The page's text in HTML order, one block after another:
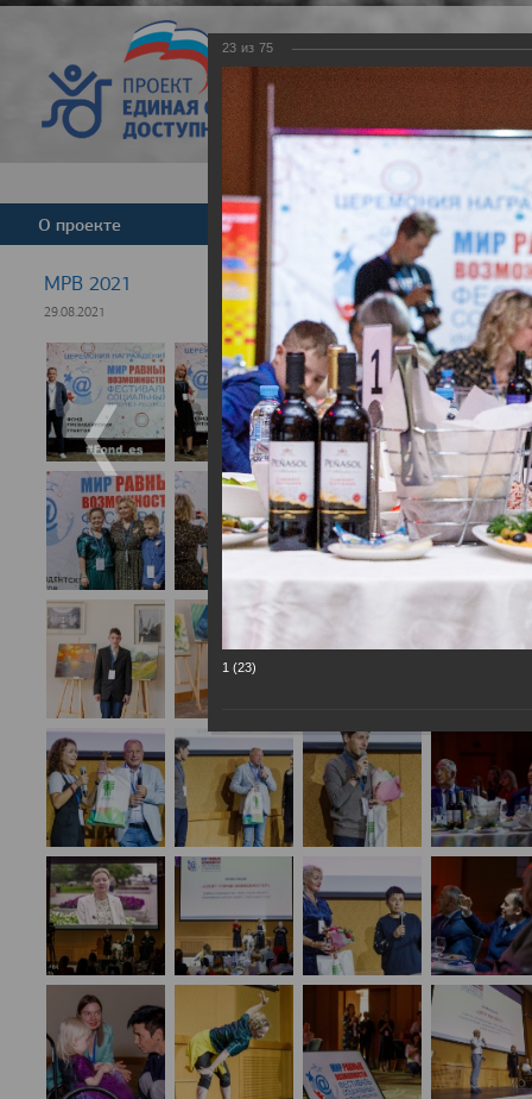
Версия для
О проекте Команда Новости
МРВ 2021
29.08.2021
23 из 75
1 (23)